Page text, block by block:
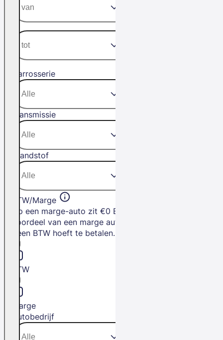
Carrosserie
Transmissie
Brandstof
BTW/Marge
Op een marge-auto zit €0 BTW. Het
voordeel van een marge auto is dat je
geen BTW hoeft te betalen.
BTW
Marge
Autobedrijf